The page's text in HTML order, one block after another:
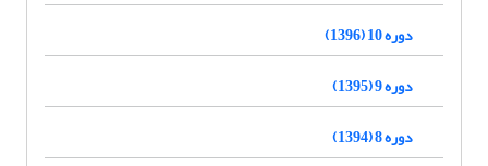
دوره 10 (1396)
دوره 9 (1395)
دوره 8 (1394)